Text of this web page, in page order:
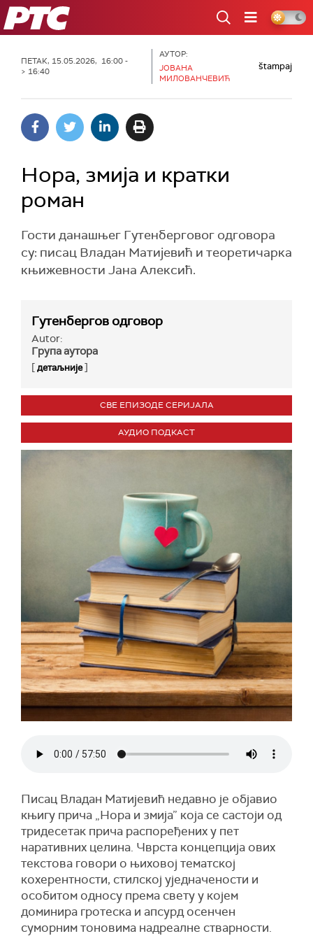
РТС
ПЕТАК, 15.05.2026, 16:00 -
> 16:40
АУТОР:
ЈОВАНА
МИЛОВАНЧЕВИЋ
štampaj
Нора, змија и кратки
роман
Гости данашњег Гутенберговог одговора
су: писац Владан Матијевић и теоретичарка
књижевности Јана Алексић.
Гутенбергов одговор
Autor:
Група аутора
[детаљније]
СВЕ ЕПИЗОДЕ СЕРИЈАЛА
АУДИО ПОДКАСТ
Писац Владан Матијевић недавно је објавио
књигу прича „Нора и змија” која се састоји од
тридесетак прича распоређених у пет
наративних целина. Чврста концепција ових
текстова говори о њиховој тематској
кохерентности, стилској уједначености и
особитом односу према свету у којем
доминира гротеска и апсурд осенчен
суморним тоновима надреалне стварности.